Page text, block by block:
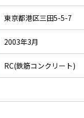
東京都港区三田5-5-7
2003年3月
RC(鉄筋コンクリート)